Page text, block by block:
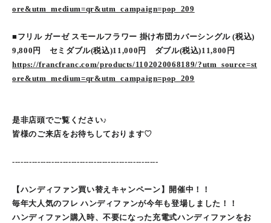
ore&utm_medium=qr&utm_campaign=pop_209
■フリル ガーゼ スモールフラワー 掛け布団カバーシングル (税込)
9,800円 セミダブル(税込)11,000円 ダブル(税込)11,800円
https://francfranc.com/products/1102020068189/?utm_source=st
ore&utm_medium=qr&utm_campaign=pop_209
是非店頭でご覧ください♪
皆様のご来店をお待ちしております♡
----------------------------------------------------
【ハンディファン買い替えキャンペーン】開催中！！
毎年大人気のフレ ハンディファンが今年も登場しました！！
ハンディファン購入時、不要になった充電式ハンディファンをお